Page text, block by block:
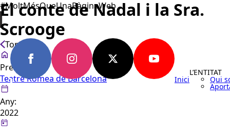
#MoltMésQueUnaPàginaWeb
Inici
L’ENTITAT
Qui
El conte de Nadal i la Sra.
Scrooge
Tornar
Presentat a:
Teatre Romea de Barcelona
Any:
2022